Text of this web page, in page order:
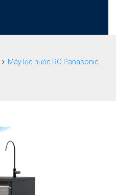
Máy lọc nước RO Panasonic